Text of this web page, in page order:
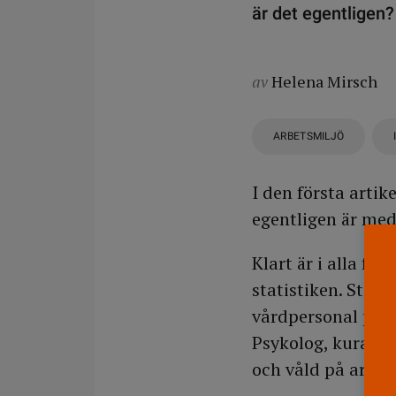
är det
avHelena Mirsch
ARBETSMILJÖ
I den första
egentligen är
Klart är i alla fall
statistiken.
vårdpersonal på
Psykolog,
och våld på